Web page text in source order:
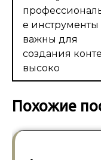
записям
е инструменты
важны для
создания
высоко
Похожие